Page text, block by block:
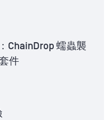
ChainDrop 蠕蟲襲
件